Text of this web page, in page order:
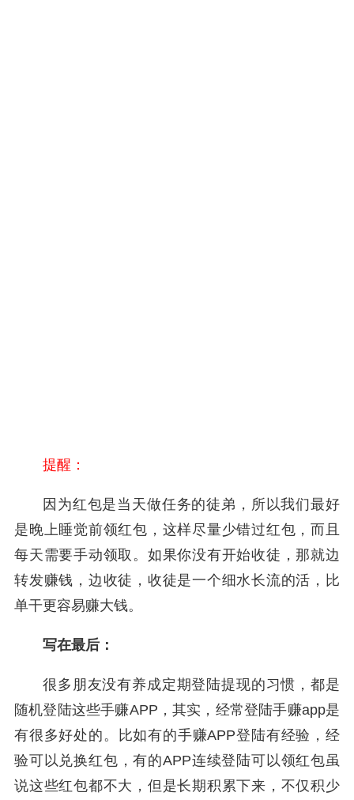
提醒：
因为红包是当天做任务的徒弟，所以我们最好
是晚上睡觉前领红包，这样尽量少错过红包，而且
每天需要手动领取。如果你没有开始收徒，那就边
转发赚钱，边收徒，收徒是一个细水长流的活，比
单干更容易赚大钱。
写在最后：
很多朋友没有养成定期登陆提现的习惯，都是
随机登陆这些手赚APP，其实，经常登陆手赚app是
有很多好处的。比如有的手赚APP登陆有经验，经
验可以兑换红包，有的APP连续登陆可以领红包虽
说这些红包都不大，但是长期积累下来，不仅积少